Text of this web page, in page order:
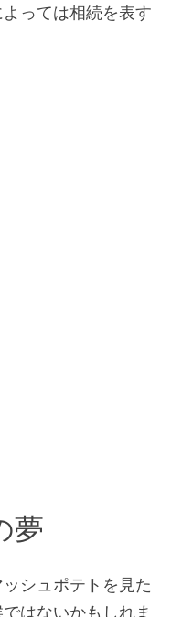
っては相続を表す
夢
シュポテトを見た
はないかもしれま